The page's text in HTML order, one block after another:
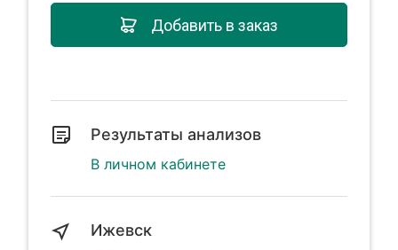
Добавить в заказ
Результаты анализов
В личном кабинете
Ижевск